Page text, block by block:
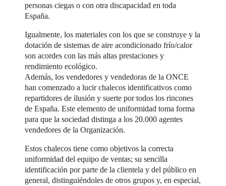
personas ciegas o con otra discapacidad en toda
España.
Igualmente, los materiales con los que se construye y la
dotación de sistemas de aire acondicionado frío/calor
son acordes con las más altas prestaciones y
rendimiento ecológico.
Además, los vendedores y vendedoras de la ONCE
han comenzado a lucir chalecos identificativos como
repartidores de ilusión y suerte por todos los rincones
de España. Este elemento de uniformidad toma forma
para que la sociedad distinga a los 20.000 agentes
vendedores de la Organización.
Estos chalecos tiene como objetivos la correcta
uniformidad del equipo de ventas; su sencilla
identificación por parte de la clientela y del público en
general, distinguiéndoles de otros grupos y, en especial,